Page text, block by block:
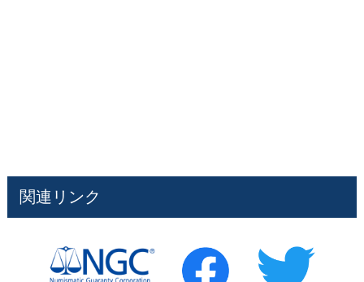
関連リンク